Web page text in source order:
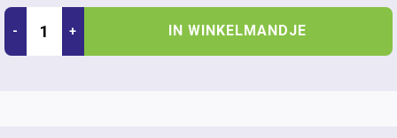
- + IN WINKELMANDJE